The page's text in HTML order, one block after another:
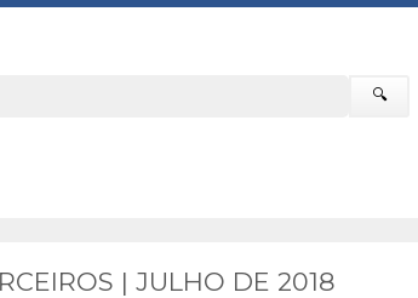
🔍
| JULHO DE 2018